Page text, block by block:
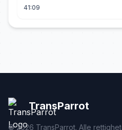
w tym materiale.🫡
41:09
TransParrot
©2026 TransParrot. Alle